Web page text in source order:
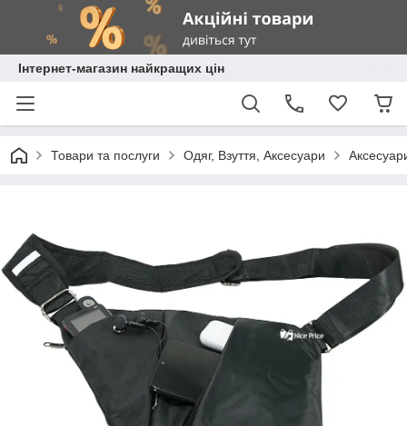
Інтернет-магазин найкращих цін
Товари та послуги Одяг, Взуття, Аксесуари